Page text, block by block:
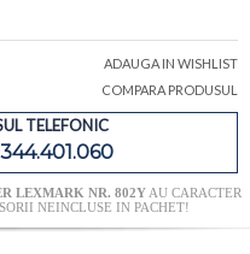
ADAUGA IN WISHLIST
COMPARA PRODUSUL
TELEFONIC
LEXMARK NR. 802YAU CARACTER
NEINCLUSE IN PACHET!